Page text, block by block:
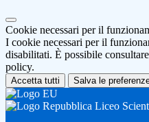
Cookie necessari per il
I cookie necessari per il
disabilitati. È possibile
policy.
Accetta tutti Salva le
Liceo